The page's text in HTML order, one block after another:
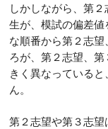
しかしながら、第
生が、模試の偏差値
な順番から第２志
ろが、第２志望、
きく異なっている
ん。
第２志望や第３志望